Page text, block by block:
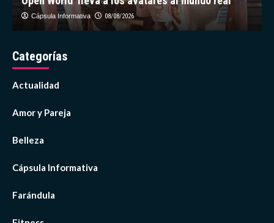
Cápsula Informativa 08/08/2026
Categorías
Actualidad
Amor y Pareja
Belleza
Cápsula Informativa
Farándula